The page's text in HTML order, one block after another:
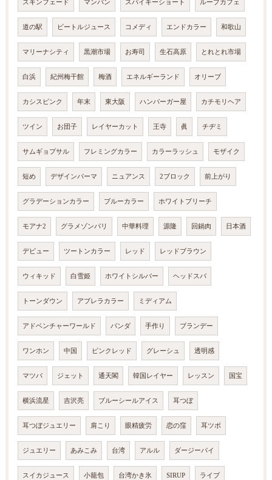
スキンフェード マンバン スパイキーショート ループカフェ
道の駅 ビートルジュース コメディ エンドカラー 和歌山
マリーナシティ 黒潮市場 お寿司 生石高原 とれとれ市場
白浜 紀州梅干館 梅酒 エネルギーランド オリーブ
カシスピンク 年末 東大阪 ハンバーガー屋 カチモリヘア
ツイン お団子 レイヤーカット 王寺 眞 チヂミ
サムギョプサル フレミングカラー カラーラッシュ モザイク
短め デザインパーマ ニュアンス 2ブロック 前上がり
グラデーションカラー ブルーカラー ホワイトブリーチ
モアナ2 グラメゾンパリ 中華料理 源隆 回鍋肉 日本酒
デビュー ツートンカラー レッド レッドブラウン
ウィキッド 白雪姫 ホワイトシルバー ヘッドスパ
トーンダウン アブレラカラー ミディアム
アドベンチャーワールド パンダ 手作り ブランデー
ワンホン 中国 ピンクレッド グレーシュ 透明感
マツパ ジェット 通天閣 韓国レイヤー レッスン 国宝
横浜流星 吉沢亮 ブルーシールアイス 耳つぼ
耳つぼジュエリー 肩こり 眼精疲労 恋の窪 耳ツボ
ジュエリー あみこみ 台湾 アルル ダージーパイ
スイカジュース 小籠包 台湾かき氷 SIRUP ライブ